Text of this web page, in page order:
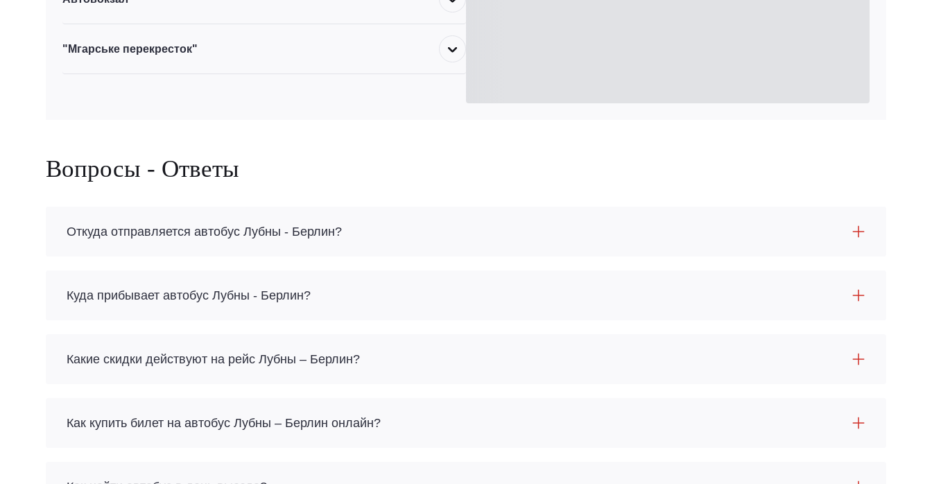
"Мгарське перекресток"
Вопросы - Ответы
Откуда отправляется автобус Лубны - Берлин?
Куда прибывает автобус Лубны - Берлин?
Какие скидки действуют на рейс Лубны – Берлин?
Как купить билет на автобус Лубны – Берлин онлайн?